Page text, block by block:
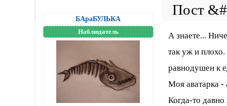
БАраБУЛЬКА
Наблюдатель
А знаете...
так уж и
равнодушен к
Моя аватарка -
Когда-то